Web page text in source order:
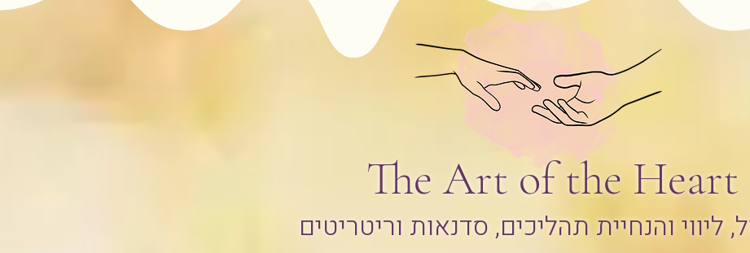
The Art of the Heart
ליווי והנחיית תהליכים, סדנאות וריטריטים